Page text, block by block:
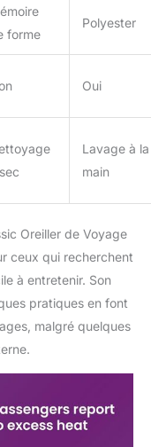
CA
forme
Polyester
Oui
Lavage à la
main
Oreiller de Voyage
ceux qui recherchent
à entretenir. Son
pratiques en font
malgré quelques